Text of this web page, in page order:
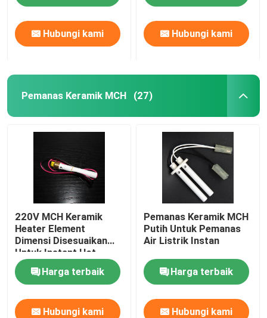
Hubungi kami Hubungi kami
Pemanas Keramik MCH (27)
220V MCH Keramik
Heater Element
Dimensi Disesuaikan
Untuk Instant Hot
Water Heater
Harga terbaik
Hubungi kami
Pemanas Keramik MCH
Putih Untuk Pemanas
Air Listrik Instan
Harga terbaik
Hubungi kami